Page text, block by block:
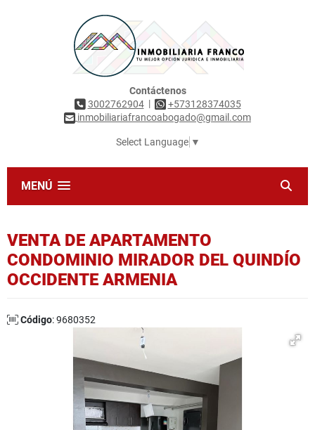
Contáctenos
3002762904|
+573128374035
inmobiliariafrancoabogado@gmail.com
Select Language ▼
MENÚ
VENTA DE APARTAMENTO
CONDOMINIO MIRADOR DEL QUINDÍO
OCCIDENTE ARMENIA
Código: 9680352